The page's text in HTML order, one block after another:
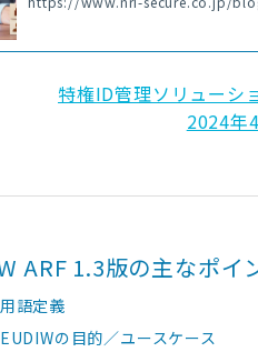
特権ID管理ソリューシ
2024年
ARF 1.3版の主なポイ
語定義
の目的／ユースケース